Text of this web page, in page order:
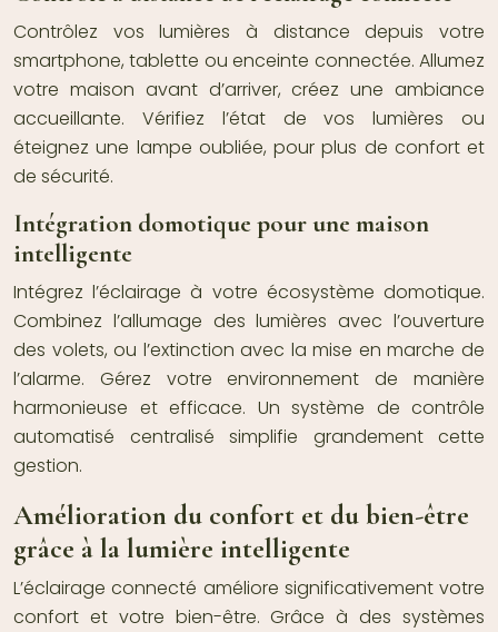
Contrôlez vos lumières à distance depuis votre
smartphone, tablette ou enceinte connectée. Allumez
votre maison avant d’arriver, créez une ambiance
accueillante. Vérifiez l’état de vos lumières ou
éteignez une lampe oubliée, pour plus de confort et
de sécurité.
Intégration domotique pour une maison
intelligente
Intégrez l’éclairage à votre écosystème domotique.
Combinez l’allumage des lumières avec l’ouverture
des volets, ou l’extinction avec la mise en marche de
l’alarme. Gérez votre environnement de manière
harmonieuse et efficace. Un système de contrôle
automatisé centralisé simplifie grandement cette
gestion.
Amélioration du confort et du bien-être
grâce à la lumière intelligente
L’éclairage connecté améliore significativement votre
confort et votre bien-être. Grâce à des systèmes